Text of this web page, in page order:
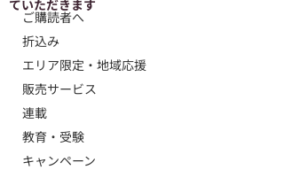
ご購読者へ
折込み
エリア限定・地域応援
販売サービス
連載
教育・受験
キャンペーン
ていただきます